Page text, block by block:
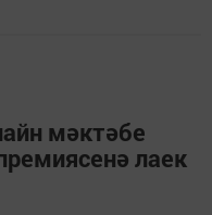
мәктәбе
лаек